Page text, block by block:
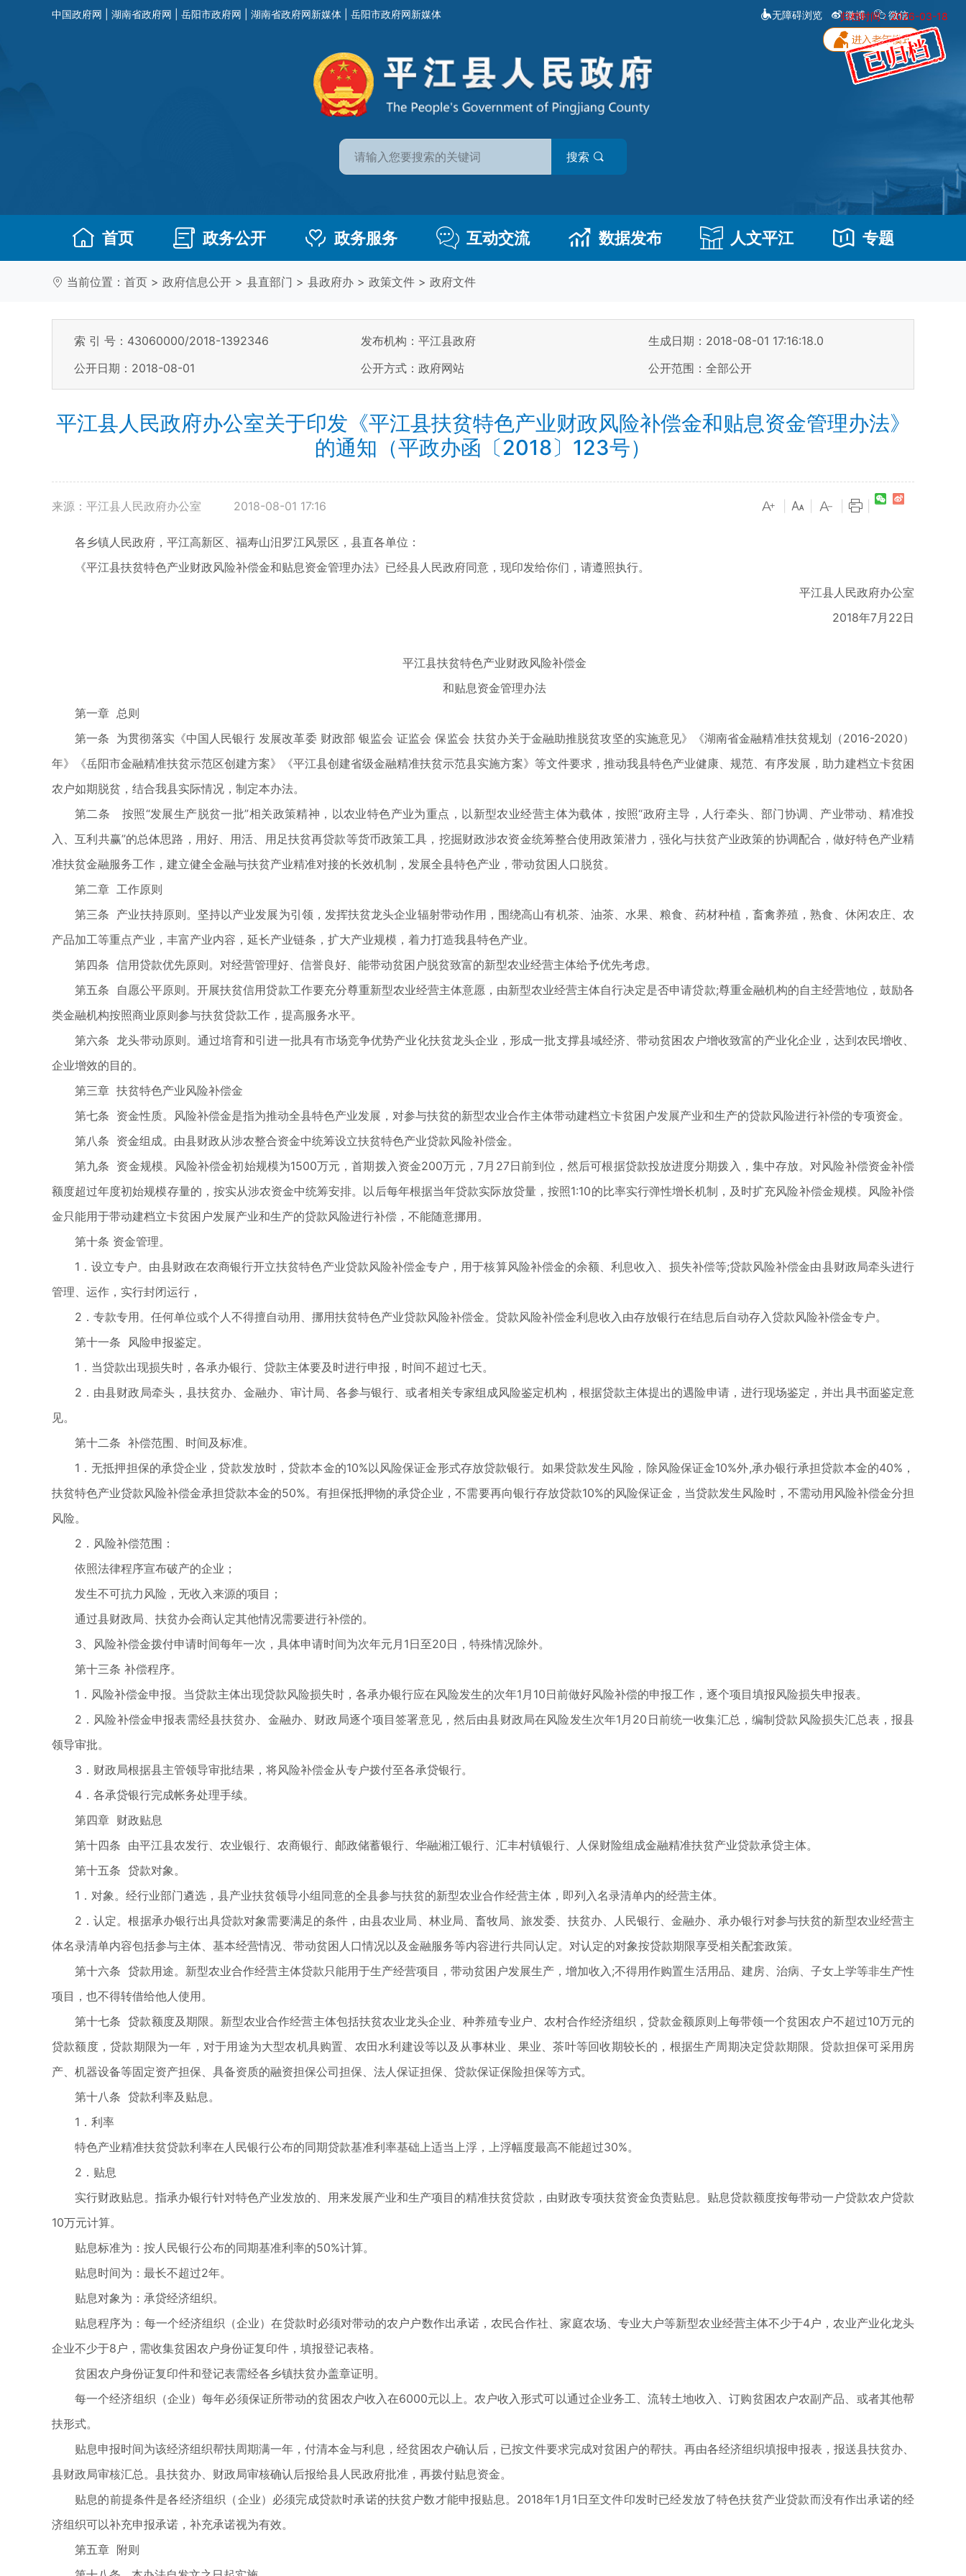
归档时间：2026-03-18
中国政府网 湖南省政府网 岳阳市政府网 湖南省政府网新媒体 岳阳市政府网新媒体 无障碍浏览 微博 微信
搜索
首页 政务公开 政务服务 互动交流 数据发布 人文平江 专题
当前位置： 首页 > 政府信息公开 > 县直部门 > 县政府办 > 政策文件 > 政府文件
索 引 号：43060000/2018-1392346 发布机构：平江县政府
生成日期：2018-08-01 17:16:18.0
公开日期：2018-08-01
公开方式：政府网站 公开范围：全部公开
平江县人民政府办公室关于印发《平江县扶贫特色产业财政风险补偿金和贴息资金管理办法》
的通知（平政办函〔2018〕123号）
来源：平江县人民政府办公室 2018-08-01 17:16
各乡镇人民政府，平江高新区、福寿山汨罗江风景区，县直各单位：
《平江县扶贫特色产业财政风险补偿金和贴息资金管理办法》已经县人民政府同意，现印发给你们，请遵照执行。
平江县人民政府办公室
2018年7月22日
平江县扶贫特色产业财政风险补偿金
和贴息资金管理办法
第一章 总则
第一条 为贯彻落实《中国人民银行 发展改革委 财政部 银监会 证监会 保监会 扶贫办关于金融助推脱贫攻坚的实施意见》《湖南省金融精准扶贫规划（2016-2020）
年》《岳阳市金融精准扶贫示范区创建方案》《平江县创建省级金融精准扶贫示范县实施方案》等文件要求，推动我县特色产业健康、规范、有序发展，助力建档立卡贫困
农户如期脱贫，结合我县实际情况，制定本办法。
第二条 按照“发展生产脱贫一批”相关政策精神，以农业特色产业为重点，以新型农业经营主体为载体，按照“政府主导，人行牵头、部门协调、产业带动、精准投
入、互利共赢”的总体思路，用好、用活、用足扶贫再贷款等货币政策工具，挖掘财政涉农资金统筹整合使用政策潜力，强化与扶贫产业政策的协调配合，做好特色产业精
准扶贫金融服务工作，建立健全金融与扶贫产业精准对接的长效机制，发展全县特色产业，带动贫困人口脱贫。
第二章 工作原则
第三条 产业扶持原则。坚持以产业发展为引领，发挥扶贫龙头企业辐射带动作用，围绕高山有机茶、油茶、水果、粮食、药材种植，畜禽养殖，熟食、休闲农庄、农
产品加工等重点产业，丰富产业内容，延长产业链条，扩大产业规模，着力打造我县特色产业。
第四条 信用贷款优先原则。对经营管理好、信誉良好、能带动贫困户脱贫致富的新型农业经营主体给予优先考虑。
第五条 自愿公平原则。开展扶贫信用贷款工作要充分尊重新型农业经营主体意愿，由新型农业经营主体自行决定是否申请贷款;尊重金融机构的自主经营地位，鼓励各
类金融机构按照商业原则参与扶贫贷款工作，提高服务水平。
第六条 龙头带动原则。通过培育和引进一批具有市场竞争优势产业化扶贫龙头企业，形成一批支撑县域经济、带动贫困农户增收致富的产业化企业，达到农民增收、
企业增效的目的。
第三章 扶贫特色产业风险补偿金
第七条 资金性质。风险补偿金是指为推动全县特色产业发展，对参与扶贫的新型农业合作主体带动建档立卡贫困户发展产业和生产的贷款风险进行补偿的专项资金。
第八条 资金组成。由县财政从涉农整合资金中统筹设立扶贫特色产业贷款风险补偿金。
第九条 资金规模。风险补偿金初始规模为1500万元，首期拨入资金200万元，7月27日前到位，然后可根据贷款投放进度分期拨入，集中存放。对风险补偿资金补偿
额度超过年度初始规模存量的，按实从涉农资金中统筹安排。以后每年根据当年贷款实际放贷量，按照1:10的比率实行弹性增长机制，及时扩充风险补偿金规模。风险补偿
金只能用于带动建档立卡贫困户发展产业和生产的贷款风险进行补偿，不能随意挪用。
第十条 资金管理。
1．设立专户。由县财政在农商银行开立扶贫特色产业贷款风险补偿金专户，用于核算风险补偿金的余额、利息收入、损失补偿等;贷款风险补偿金由县财政局牵头进行
管理、运作，实行封闭运行，
2．专款专用。任何单位或个人不得擅自动用、挪用扶贫特色产业贷款风险补偿金。贷款风险补偿金利息收入由存放银行在结息后自动存入贷款风险补偿金专户。
第十一条 风险申报鉴定。
1．当贷款出现损失时，各承办银行、贷款主体要及时进行申报，时间不超过七天。
2．由县财政局牵头，县扶贫办、金融办、审计局、各参与银行、或者相关专家组成风险鉴定机构，根据贷款主体提出的遇险申请，进行现场鉴定，并出具书面鉴定意
见。
第十二条 补偿范围、时间及标准。
1．无抵押担保的承贷企业，贷款发放时，贷款本金的10%以风险保证金形式存放贷款银行。如果贷款发生风险，除风险保证金10%外,承办银行承担贷款本金的40%，
扶贫特色产业贷款风险补偿金承担贷款本金的50%。有担保抵押物的承贷企业，不需要再向银行存放贷款10%的风险保证金，当贷款发生风险时，不需动用风险补偿金分担
风险。
2．风险补偿范围：
依照法律程序宣布破产的企业；
发生不可抗力风险，无收入来源的项目；
通过县财政局、扶贫办会商认定其他情况需要进行补偿的。
3、风险补偿金拨付申请时间每年一次，具体申请时间为次年元月1日至20日，特殊情况除外。
第十三条 补偿程序。
1．风险补偿金申报。当贷款主体出现贷款风险损失时，各承办银行应在风险发生的次年1月10日前做好风险补偿的申报工作，逐个项目填报风险损失申报表。
2．风险补偿金申报表需经县扶贫办、金融办、财政局逐个项目签署意见，然后由县财政局在风险发生次年1月20日前统一收集汇总，编制贷款风险损失汇总表，报县
领导审批。
3．财政局根据县主管领导审批结果，将风险补偿金从专户拨付至各承贷银行。
4．各承贷银行完成帐务处理手续。
第四章 财政贴息
第十四条 由平江县农发行、农业银行、农商银行、邮政储蓄银行、华融湘江银行、汇丰村镇银行、人保财险组成金融精准扶贫产业贷款承贷主体。
第十五条 贷款对象。
1．对象。经行业部门遴选，县产业扶贫领导小组同意的全县参与扶贫的新型农业合作经营主体，即列入名录清单内的经营主体。
2．认定。根据承办银行出具贷款对象需要满足的条件，由县农业局、林业局、畜牧局、旅发委、扶贫办、人民银行、金融办、承办银行对参与扶贫的新型农业经营主
体名录清单内容包括参与主体、基本经营情况、带动贫困人口情况以及金融服务等内容进行共同认定。对认定的对象按贷款期限享受相关配套政策。
第十六条 贷款用途。新型农业合作经营主体贷款只能用于生产经营项目，带动贫困户发展生产，增加收入;不得用作购置生活用品、建房、治病、子女上学等非生产性
项目，也不得转借给他人使用。
第十七条 贷款额度及期限。新型农业合作经营主体包括扶贫农业龙头企业、种养殖专业户、农村合作经济组织，贷款金额原则上每带领一个贫困农户不超过10万元的
贷款额度，贷款期限为一年，对于用途为大型农机具购置、农田水利建设等以及从事林业、果业、茶叶等回收期较长的，根据生产周期决定贷款期限。贷款担保可采用房
产、机器设备等固定资产担保、具备资质的融资担保公司担保、法人保证担保、贷款保证保险担保等方式。
第十八条 贷款利率及贴息。
1．利率
特色产业精准扶贫贷款利率在人民银行公布的同期贷款基准利率基础上适当上浮，上浮幅度最高不能超过30%。
2．贴息
实行财政贴息。指承办银行针对特色产业发放的、用来发展产业和生产项目的精准扶贫贷款，由财政专项扶贫资金负责贴息。贴息贷款额度按每带动一户贷款农户贷款
10万元计算。
贴息标准为：按人民银行公布的同期基准利率的50%计算。
贴息时间为：最长不超过2年。
贴息对象为：承贷经济组织。
贴息程序为：每一个经济组织（企业）在贷款时必须对带动的农户户数作出承诺，农民合作社、家庭农场、专业大户等新型农业经营主体不少于4户，农业产业化龙头
企业不少于8户，需收集贫困农户身份证复印件，填报登记表格。
贫困农户身份证复印件和登记表需经各乡镇扶贫办盖章证明。
每一个经济组织（企业）每年必须保证所带动的贫困农户收入在6000元以上。农户收入形式可以通过企业务工、流转土地收入、订购贫困农户农副产品、或者其他帮
扶形式。
贴息申报时间为该经济组织帮扶周期满一年，付清本金与利息，经贫困农户确认后，已按文件要求完成对贫困户的帮扶。再由各经济组织填报申报表，报送县扶贫办、
县财政局审核汇总。县扶贫办、财政局审核确认后报给县人民政府批准，再拨付贴息资金。
贴息的前提条件是各经济组织（企业）必须完成贷款时承诺的扶贫户数才能申报贴息。2018年1月1日至文件印发时已经发放了特色扶贫产业贷款而没有作出承诺的经
济组织可以补充申报承诺，补充承诺视为有效。
第五章 附则